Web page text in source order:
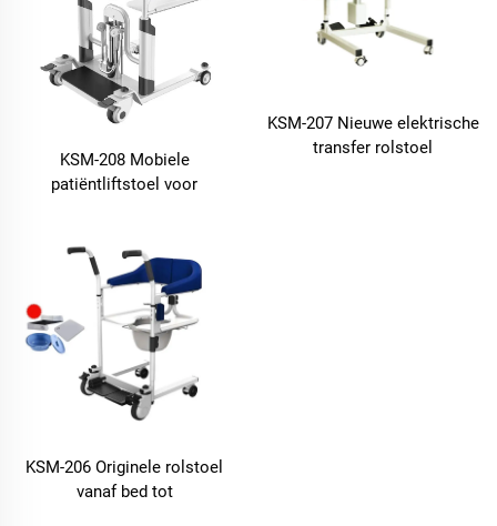
KSM-208 Mobiele
patiëntliftstoel voor
elektrische patiëntlift
KSM-207 Nieuwe elektrische
transfer rolstoel
KSM-206 Originele rolstoel
vanaf bed tot